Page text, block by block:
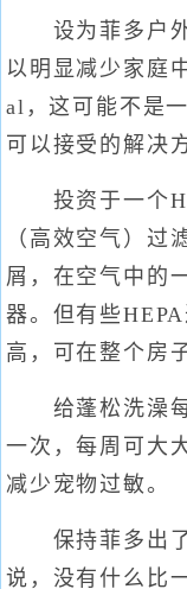
设为菲多户外
以明显减少家庭
al，这可能不是
可以接受的解决
投资于一个
（高效空气）过
屑，在空气中的
器。但有些
高，可在整个房
给蓬松洗澡每
一次，每周可大
减少宠物过敏。
保持菲多出了
说，没有什么比